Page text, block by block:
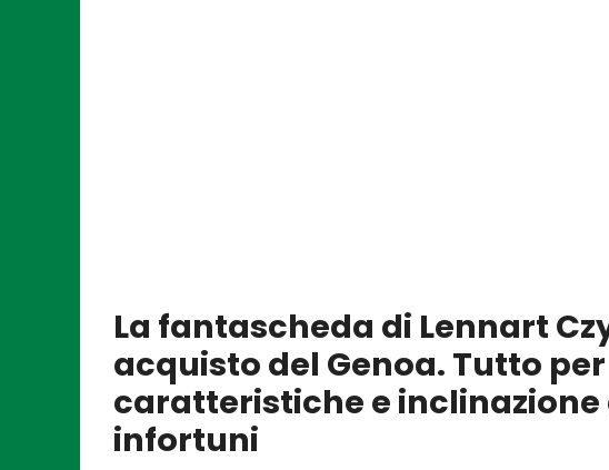
La fantascheda di Lennart
acquisto del Genoa. Tutto
caratteristiche e inclinazione
infortuni